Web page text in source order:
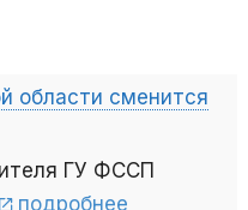
области сменится
ГУ ФССП
подробнее